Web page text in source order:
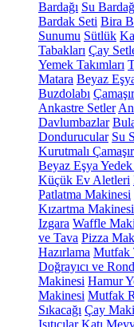
Bardağı Su
Bardak Seti Bira
Sunumu Sütlük
Tabakları Çay
Yemek Takımları
Matara Beyaz
Buzdolabı
Ankastre Setler
Davlumbazlar
Dondurucular Su
Kurutmalı
Beyaz Eşya
Küçük Ev Aletleri
Patlatma Makinesi
Kızartma Makinesi
Izgara Waffle
ve Tava Pizza
Hazırlama Mutfak
Doğrayıcı ve
Makinesi Hamur
Makinesi Mutfak
Sıkacağı Çay
Isıtıcılar Katı